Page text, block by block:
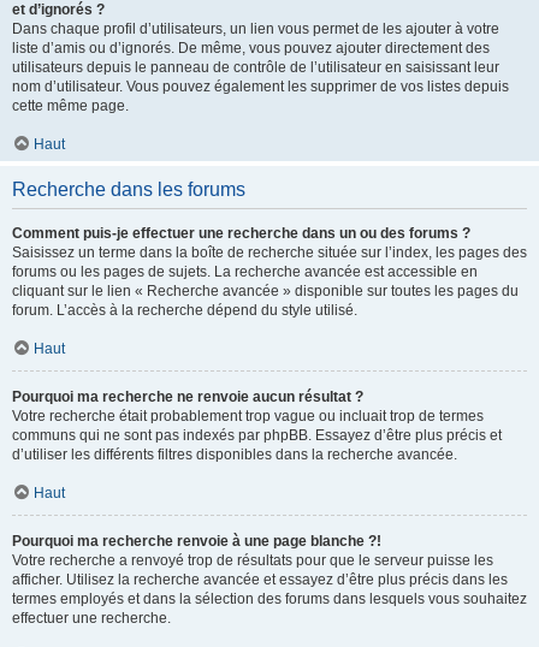
et d’ignorés ?
Dans chaque profil d’utilisateurs, un lien vous permet de les ajouter à votre
liste d’amis ou d’ignorés. De même, vous pouvez ajouter directement des
utilisateurs depuis le panneau de contrôle de l’utilisateur en saisissant leur
nom d’utilisateur. Vous pouvez également les supprimer de vos listes depuis
cette même page.
Haut
Recherche dans les forums
Comment puis-je effectuer une recherche dans un ou des forums ?
Saisissez un terme dans la boîte de recherche située sur l’index, les pages des
forums ou les pages de sujets. La recherche avancée est accessible en
cliquant sur le lien « Recherche avancée » disponible sur toutes les pages du
forum. L’accès à la recherche dépend du style utilisé.
Haut
Pourquoi ma recherche ne renvoie aucun résultat ?
Votre recherche était probablement trop vague ou incluait trop de termes
communs qui ne sont pas indexés par phpBB. Essayez d’être plus précis et
d’utiliser les différents filtres disponibles dans la recherche avancée.
Haut
Pourquoi ma recherche renvoie à une page blanche ?!
Votre recherche a renvoyé trop de résultats pour que le serveur puisse les
afficher. Utilisez la recherche avancée et essayez d’être plus précis dans les
termes employés et dans la sélection des forums dans lesquels vous souhaitez
effectuer une recherche.